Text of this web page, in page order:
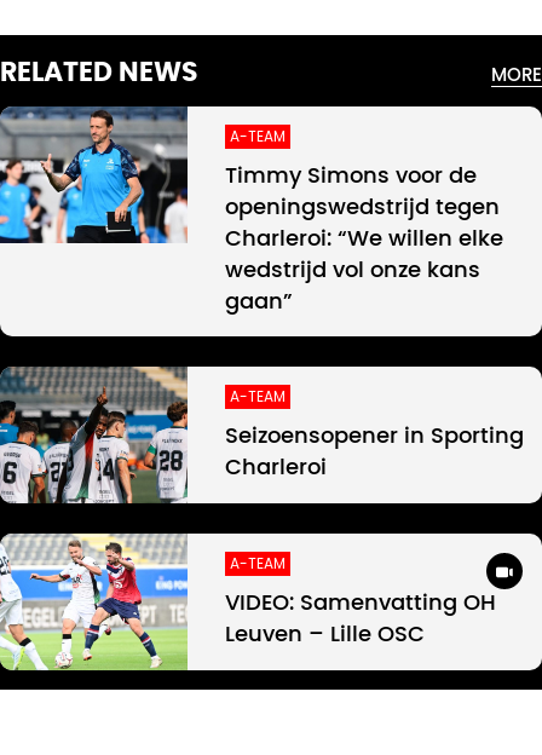
RELATED NEWS MORE
A-TEAM
Timmy Simons voor de
openingswedstrijd tegen
Charleroi: “We willen elke
wedstrijd vol onze kans
gaan”
A-TEAM
Seizoensopener in Sporting
Charleroi
A-TEAM
VIDEO: Samenvatting OH
Leuven – Lille OSC